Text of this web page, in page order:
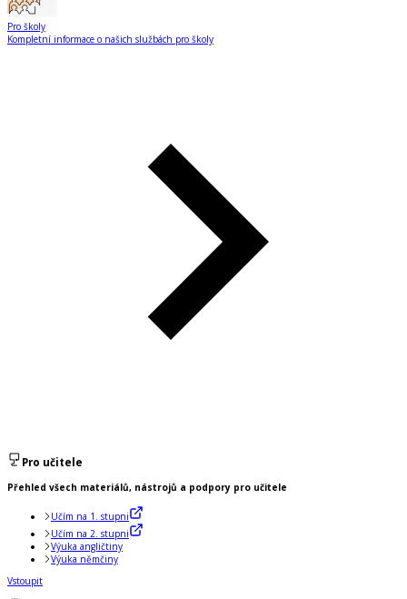
Pro školy
Kompletní informace o našich službách pro školy
Pro učitele
Přehled všech materiálů, nástrojů a podpory pro učitele
Učím na 1. stupni
Učím na 2. stupni
Výuka angličtiny
Výuka němčiny
Vstoupit